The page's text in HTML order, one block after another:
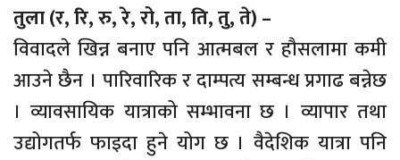
तुला (र, रि, रु, रे, रो, ता, ति, तु, ते) –
विवादले खिन्न बनाए पनि आत्मबल र हौसलामा कमी
आउने छैन । पारिवारिक र दाम्पत्य सम्बन्ध प्रगाढ बन्नेछ
। व्यावसायिक यात्राको सम्भावना छ । व्यापार तथा
उद्योगतर्फ फाइदा हुने योग छ । वैदेशिक यात्रा पनि